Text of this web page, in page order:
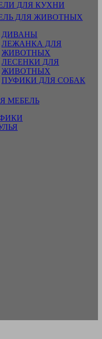
ДЛЯ КУХНИ
ДЛЯ ЖИВОТНЫХ
ДИВАНЫ
ЛЕЖАНКА ДЛЯ
ЖИВОТНЫХ
ЛЕСЕНКИ ДЛЯ
ЖИВОТНЫХ
ПУФИКИ ДЛЯ СОБАК
МЕБЕЛЬ